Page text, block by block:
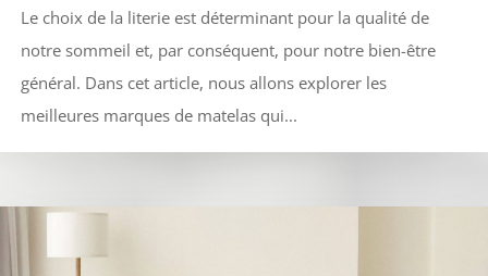
Le choix de la literie est déterminant pour la qualité de
notre sommeil et, par conséquent, pour notre bien-être
général. Dans cet article, nous allons explorer les
meilleures marques de matelas qui...